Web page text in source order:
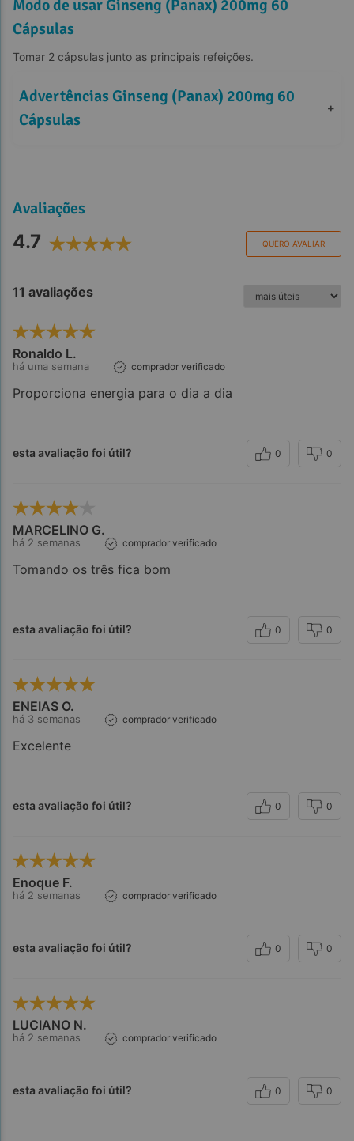
Modo de usar Ginseng (Panax) 200mg 60
Cápsulas
Tomar 2 cápsulas junto as principais refeições.
Advertências Ginseng (Panax) 200mg 60
Cápsulas
+
Avaliações
4.7 QUERO AVALIAR
11 avaliações
Ronaldo L.
há uma semana comprador verificado
Proporciona energia para o dia a dia
esta avaliação foi útil? 0 0
MARCELINO G.
há 2 semanas comprador verificado
Tomando os três fica bom
esta avaliação foi útil? 0 0
ENEIAS O.
há 3 semanas comprador verificado
Excelente
esta avaliação foi útil? 0 0
Enoque F.
há 2 semanas comprador verificado
esta avaliação foi útil? 0 0
LUCIANO N.
há 2 semanas comprador verificado
esta avaliação foi útil? 0 0